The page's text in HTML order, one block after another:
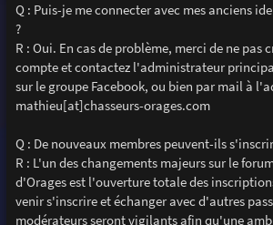
Q : Puis-je me connecter avec mes anciens
?
R : Oui. En cas de problème, merci de ne pas
compte et contactez l'administrateur
sur le groupe Facebook, ou bien par mail à
mathieu[at]chasseurs-orages.com
Q : De nouveaux membres peuvent-ils
R : L'un des changements majeurs sur le
d'Orages est l'ouverture totale des
venir s'inscrire et échanger avec d'autres
modérateurs seront vigilants afin qu'une